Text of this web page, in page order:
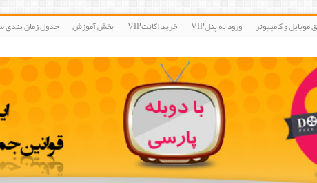
موبایل و کامپیوتر ورود به پنلVIP خرید اکانتVIP بخش آموزش جدول زمان بندی